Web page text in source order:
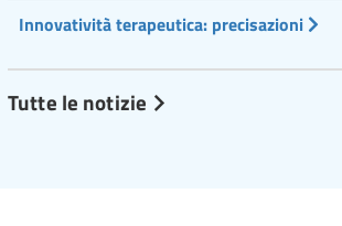
Innovatività terapeutica: precisazioni
Tutte le notizie